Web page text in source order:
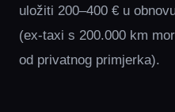
uložiti 200–400 € u
(ex-taxi s 200.000 km
od privatnog primjerka).